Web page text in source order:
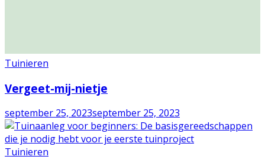
Tuinieren
Vergeet-mij-nietje
september 25, 2023september 25, 2023
Tuinieren